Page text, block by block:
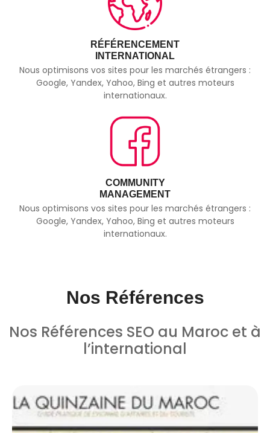
RÉFÉRENCEMENT
INTERNATIONAL
Nous optimisons vos sites pour les marchés étrangers :
Google, Yandex, Yahoo, Bing et autres moteurs
internationaux.
COMMUNITY
MANAGEMENT
Nous optimisons vos sites pour les marchés étrangers :
Google, Yandex, Yahoo, Bing et autres moteurs
internationaux.
Nos Références
Nos Références SEO au Maroc et à
l’international